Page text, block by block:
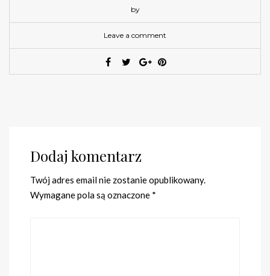
by
Leave a comment
Dodaj komentarz
Twój adres email nie zostanie opublikowany.
Wymagane pola są oznaczone *